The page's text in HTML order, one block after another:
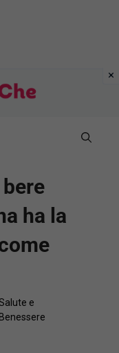
ha la
e
Benessere